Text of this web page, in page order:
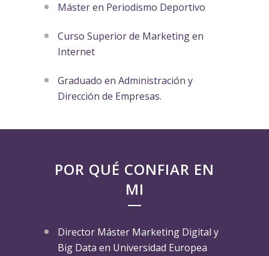
Máster en Periodismo Deportivo
Curso Superior de Marketing en
Internet
Graduado en Administración y
Dirección de Empresas.
POR QUÉ CONFIAR EN
MI
Director Máster Marketing Digital y
Big Data en Universidad Europea